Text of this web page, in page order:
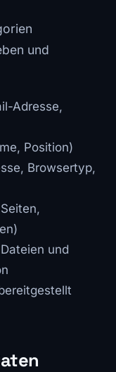
und
Adresse,
Position)
Browsertyp,
und